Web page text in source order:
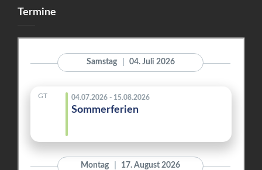
Termine